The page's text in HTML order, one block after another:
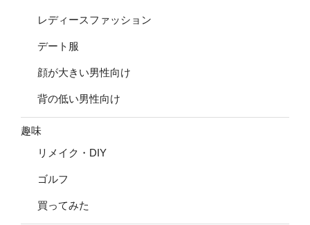
レディースファッション
デート服
顔が大きい男性向け
背の低い男性向け
趣味
リメイク・DIY
ゴルフ
買ってみた